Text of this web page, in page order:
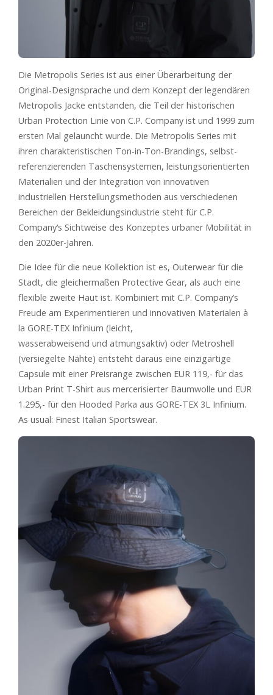
Die Metropolis Series ist aus einer Überarbeitung der
Original-Designsprache und dem Konzept der legendären
Metropolis Jacke entstanden, die Teil der historischen
Urban Protection Linie von C.P. Company ist und 1999 zum
ersten Mal gelauncht wurde. Die Metropolis Series mit
ihren charakteristischen Ton-in-Ton-Brandings, selbst-
referenzierenden Taschensystemen, leistungsorientierten
Materialien und der Integration von innovativen
industriellen Herstellungsmethoden aus verschiedenen
Bereichen der Bekleidungsindustrie steht für C.P.
Company‘s Sichtweise des Konzeptes urbaner Mobilität in
den 2020er-Jahren.
Die Idee für die neue Kollektion ist es, Outerwear für die
Stadt, die gleichermaßen Protective Gear, als auch eine
flexible zweite Haut ist. Kombiniert mit C.P. Company’s
Freude am Experimentieren und innovativen Materialen à
la GORE-TEX Infinium (leicht,
wasserabweisend und atmungsaktiv) oder Metroshell
(versiegelte Nähte) entsteht daraus eine einzigartige
Capsule mit einer Preisrange zwischen EUR 119,- für das
Urban Print T-Shirt aus mercerisierter Baumwolle und EUR
1.295,- für den Hooded Parka aus GORE-TEX 3L Infinium.
As usual: Finest Italian Sportswear.